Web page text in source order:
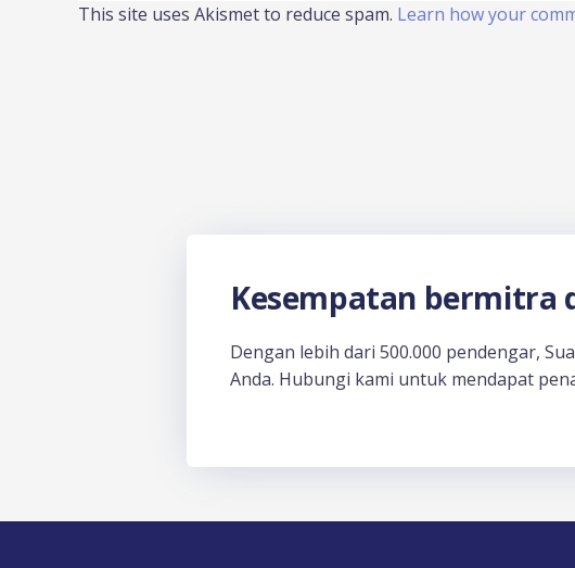
This site uses Akismet to reduce spam. Learn how your
Kesempatan bermitra
Dengan lebih dari 500.000 pendengar,
Anda. Hubungi kami untuk mendapat